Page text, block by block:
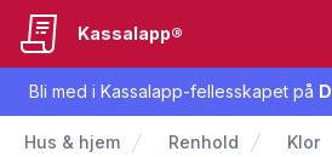
Bli med i Kassalapp-fellesskapet på
Kassalapp®
Hus & hjem Renhold Klor